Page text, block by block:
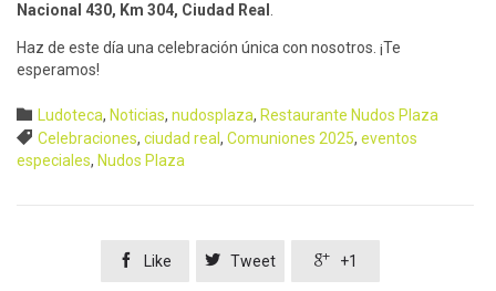
Nacional 430, Km 304, Ciudad Real .
Haz de este día una celebración única con nosotros. ¡Te
esperamos!
 Category
Ludoteca, Noticias, nudosplaza, Restaurante Nudos Plaza
 Tags
Celebraciones, ciudad real, Comuniones 2025, eventos
especiales, Nudos Plaza
 Like  Tweet  +1